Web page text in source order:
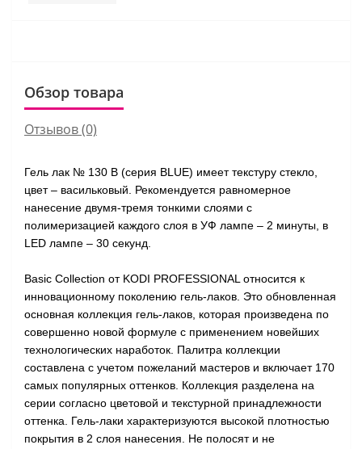
Обзор товара
Отзывов (0)
Гель лак № 130 B (серия BLUE) имеет текстуру стекло,
цвет – васильковый. Рекомендуется равномерное
нанесение двумя-тремя тонкими слоями с
полимеризацией каждого слоя в УФ лампе – 2 минуты, в
LED лампе – 30 секунд.
Basic Collection от KODI PROFESSIONAL относится к
инновационному поколению гель-лаков. Это обновленная
основная коллекция гель-лаков, которая произведена по
совершенно новой формуле с применением новейших
технологических наработок. Палитра коллекции
составлена с учетом пожеланий мастеров и включает 170
самых популярных оттенков. Коллекция разделена на
серии согласно цветовой и текстурной принадлежности
оттенка. Гель-лаки характеризуются высокой плотностью
покрытия в 2 слоя нанесения. Не полосят и не